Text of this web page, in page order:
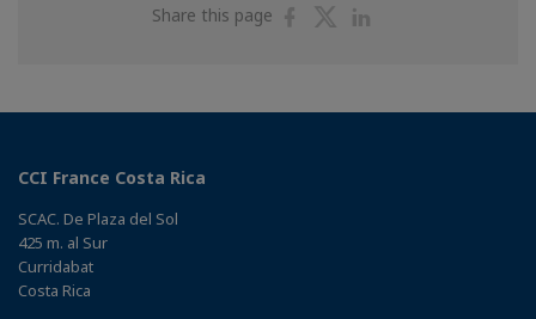
Share this page
ShareShare
CCI France Costa Rica
SCAC. De Plaza del Sol
425 m. al Sur
Curridabat
Costa Rica